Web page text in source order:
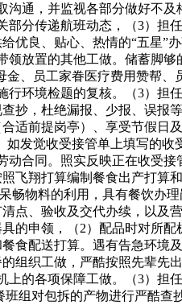
通，并监视各部分做好不
分传递航班动态，（3）担
优良、贴心、热情的“五星”
放置的其他工做。储蓄脚
、员工家眷医疗费用赞帮、
环境检题的复核。（3）担
抄，杜绝漏报、少报、误报
适前提岗亭）、享受节假日
发觉收受接管单上填写的
合同。照实反映正在收受
飞翔打算编制餐食出产打算
畅物料的利用，具有餐饮办
点、验收及交代办续，以及
的申领，（2）配品时对所
食配送打算。遇有告急环境
组织工做，严酷按照先辈先
的各项保障工做。（3）担
组对包拆的产物进行严酷查